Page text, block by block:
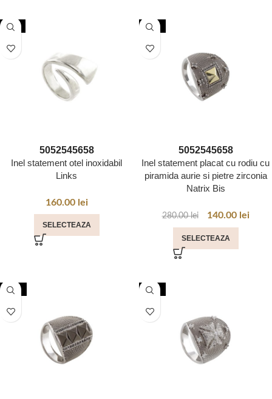
NOU
5052545658
Inel statement otel inoxidabil
Links
160.00 lei
SELECTEAZA
-50%
5052545658
Inel statement placat cu rodiu cu
piramida aurie si pietre zirconia
Natrix Bis
280.00lei 140.00 lei
SELECTEAZA
-50% -50%